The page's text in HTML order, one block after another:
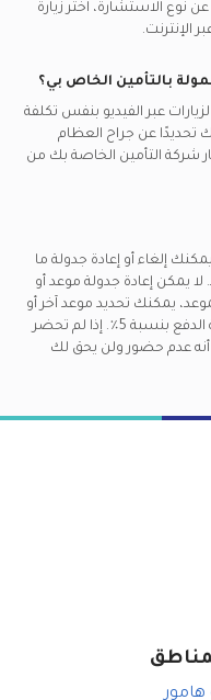
الاستشارة، اختر زيارة
الإنترنت.
بالتأمين الخاص بي؟
عبر الفيديو بنفس تكلفة
تحديدًا عن جراح العظام
شركة التأمين الخاصة بك من
إلغاء أو إعادة جدولة ما
يمكن إعادة جدولة موعد أو
يمكنك تحديد موعد آخر أو
طلب استرداد. يخضع رد الأموال لرسوم بوابة الدفع بنسبة 5٪. إذا لم تحضر
عدم حضور ولن يحق لك
هامور